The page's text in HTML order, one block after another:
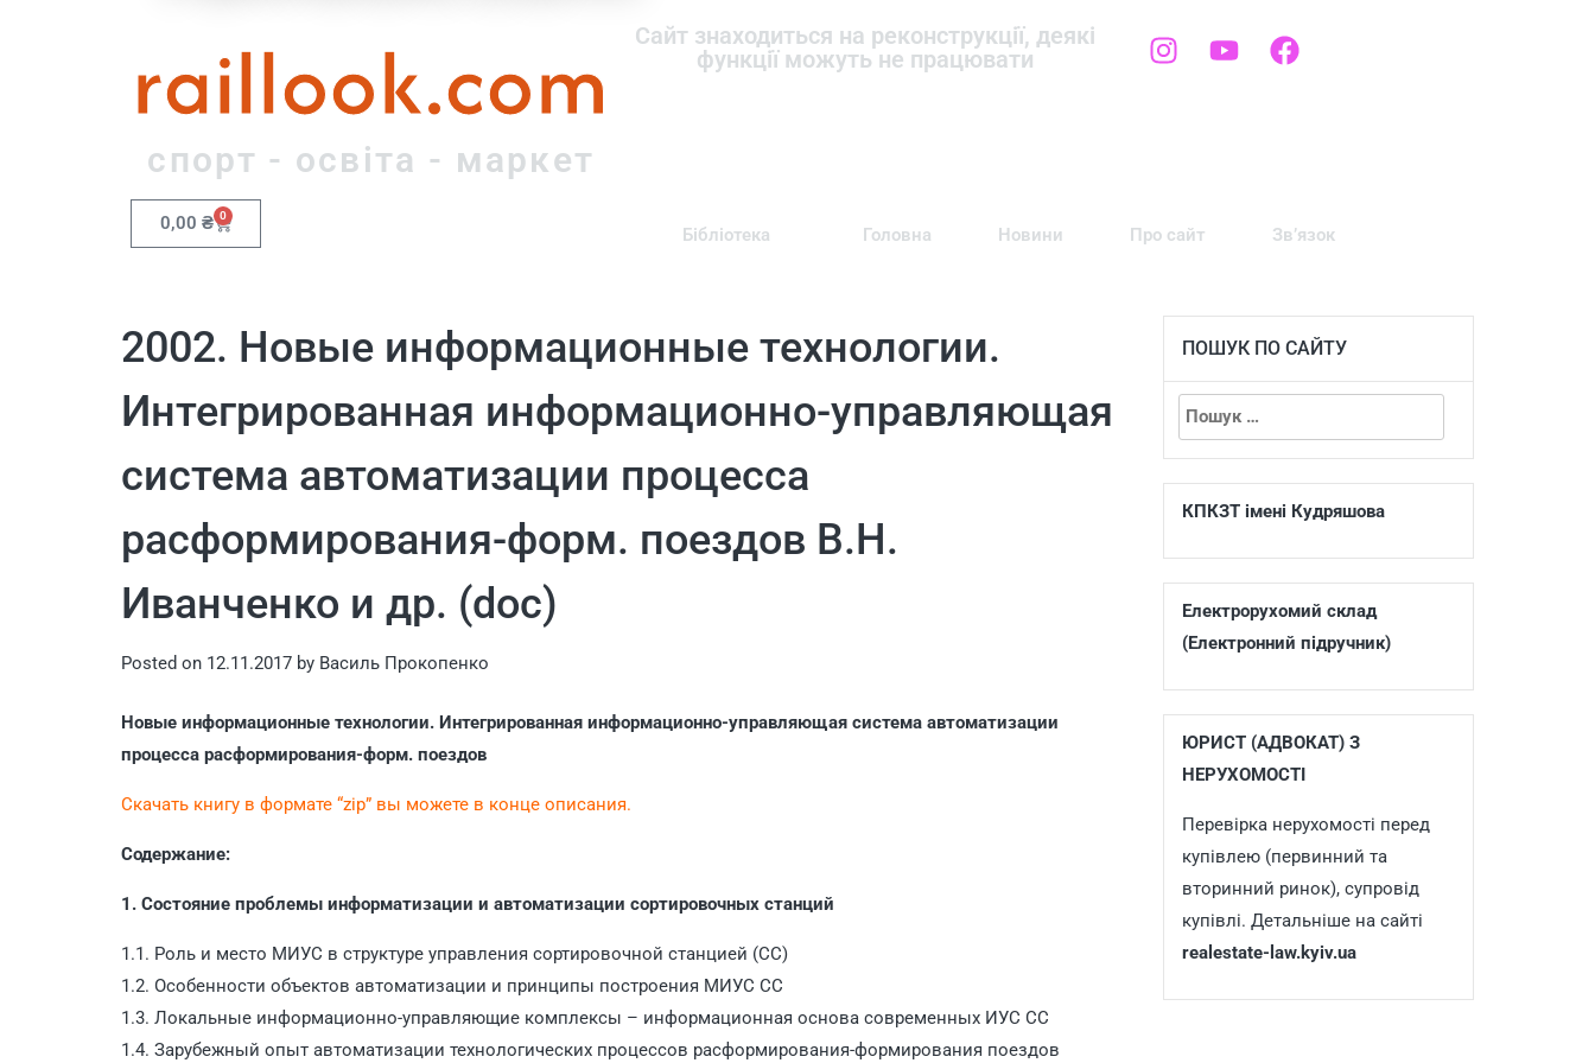
raillook.com
спорт - освіта - маркет
Сайт знаходиться на реконструкції, деякі
функції можуть не працювати
0,00 ₴ 0
Бібліотека Головна Новини Про сайт Зв’язок
2002. Новые информационные технологии.
Интегрированная информационно-управляющая
система автоматизации процесса
расформирования-форм. поездов В.Н.
Иванченко и др. (doc)
Posted on 12.11.2017 by Василь Прокопенко
Новые информационные технологии. Интегрированная информационно-управляющая система автоматизации
процесса расформирования-форм. поездов
Скачать книгу в формате “zip” вы можете в конце описания.
Содержание:
1. Состояние проблемы информатизации и автоматизации сортировочных станций
1.1. Роль и место МИУС в структуре управления сортировочной станцией (СС)
1.2. Особенности объектов автоматизации и принципы построения МИУС СС
1.3. Локальные информационно-управляющие комплексы – информационная основа современных ИУС СС
1.4. Зарубежный опыт автоматизации технологических процессов расформирования-формирования поездов
ПОШУК ПО САЙТУ
КПКЗТ імені Кудряшова
Електрорухомий склад
(Електронний підручник)
ЮРИСТ (АДВОКАТ) З
НЕРУХОМОСТІ
Перевірка нерухомості перед
купівлею (первинний та
вторинний ринок), супровід
купівлі. Детальніше на сайті
realestate-law.kyiv.ua